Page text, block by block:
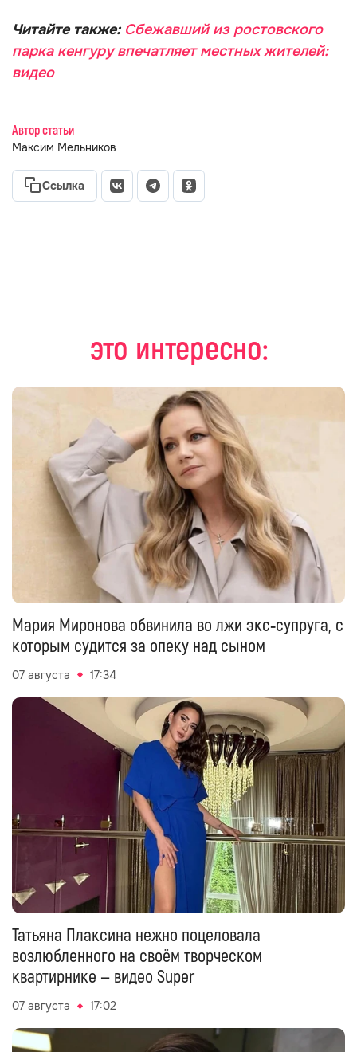
Читайте также: Сбежавший из ростовского
парка кенгуру впечатляет местных жителей:
видео
Автор статьи
Максим Мельников
Ссылка
это интересно:
Мария Миронова обвинила во лжи экс‑супруга, с
которым судится за опеку над сыном
07 августа 17:34
Татьяна Плаксина нежно поцеловала
возлюбленного на своём творческом
квартирнике — видео Super
07 августа 17:02